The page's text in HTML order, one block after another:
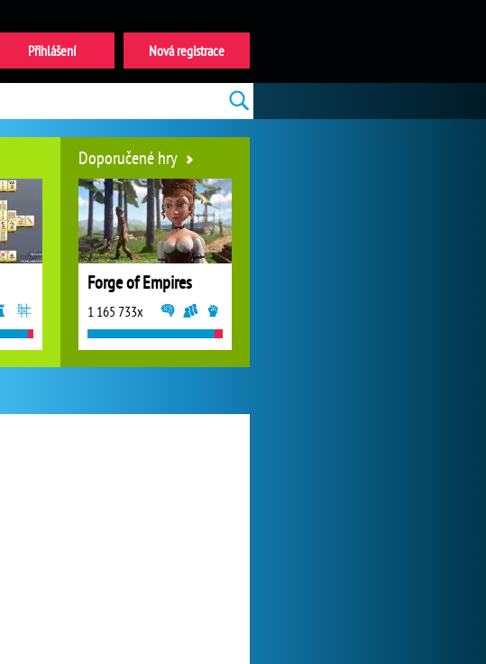
Doporučené hry
Forge of Empires
1 165 733x
Nová registrace
Přihlášení